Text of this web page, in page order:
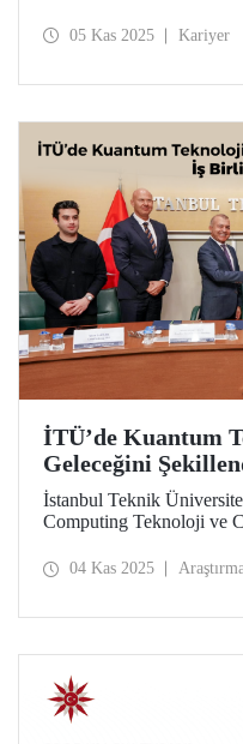
yatırım desteği aldı.
05 Kas 2025 Kariyer
İTÜ’de Kuantum
Geleceğini
Protokolü
İstanbul Teknik
Computing Teknoloji ve
Geliştirilmesine İlişkin İş
04 Kas 2025